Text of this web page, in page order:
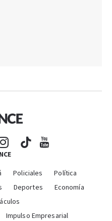
Policiales
Política
Deportes
Economía
Impulso Empresarial